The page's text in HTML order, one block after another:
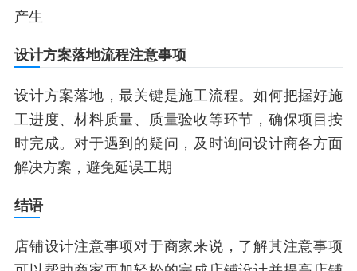
产生
设计方案落地流程注意事项
设计方案落地，最关键是施工流程。如何把握好施
工进度、材料质量、质量验收等环节，确保项目按
时完成。对于遇到的疑问，及时询问设计商各方面
解决方案，避免延误工期
结语
店铺设计注意事项对于商家来说，了解其注意事项